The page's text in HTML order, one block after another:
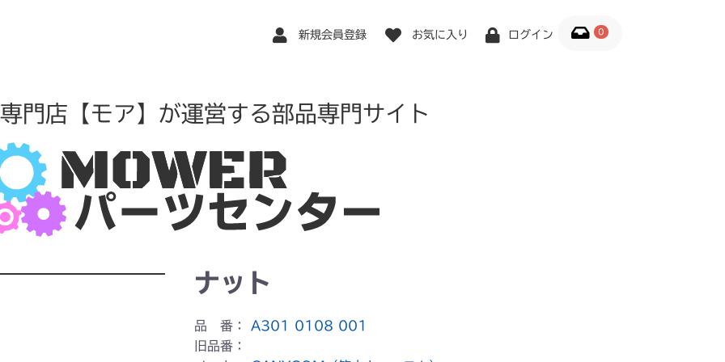
新規会員登録 お気に入り ログイン 0
門店【モア】が運営する部品専門サイト
ナット
品 番： A301 0108 001
旧品番：